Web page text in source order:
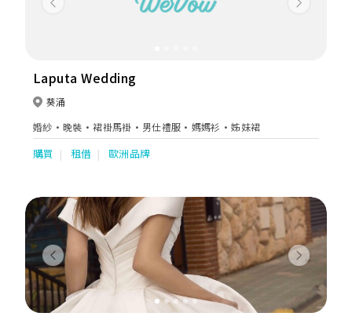
Previous Next
Laputa Wedding
葵涌
婚紗·晚裝·裙褂馬褂·男仕禮服·媽媽衫·姊妹裙
購買 租借 歐洲品牌
Previous Next